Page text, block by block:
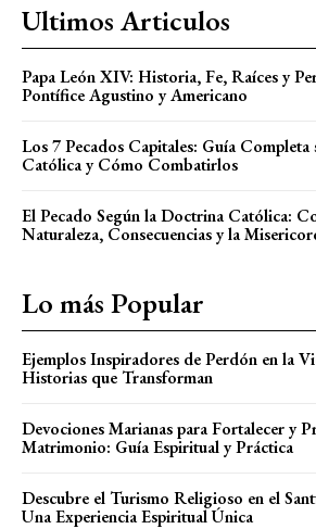
Ultimos Articulos
Papa León XIV: Historia, Fe, Raíces y
Pontífice Agustino y Americano
Los 7 Pecados Capitales: Guía Completa
Católica y Cómo Combatirlos
El Pecado Según la Doctrina Católica:
Naturaleza, Consecuencias y la
Lo más Popular
Ejemplos Inspiradores de Perdón en la
Historias que Transforman
Devociones Marianas para Fortalecer y
Matrimonio: Guía Espiritual y Práctica
Descubre el Turismo Religioso en el
Una Experiencia Espiritual Única